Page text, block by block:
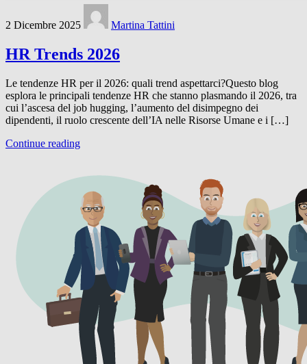
2 Dicembre 2025 Martina Tattini
HR Trends 2026
Le tendenze HR per il 2026: quali trend aspettarci?Questo blog
esplora le principali tendenze HR che stanno plasmando il 2026, tra
cui l’ascesa del job hugging, l’aumento del disimpegno dei
dipendenti, il ruolo crescente dell’IA nelle Risorse Umane e i […]
Continue reading